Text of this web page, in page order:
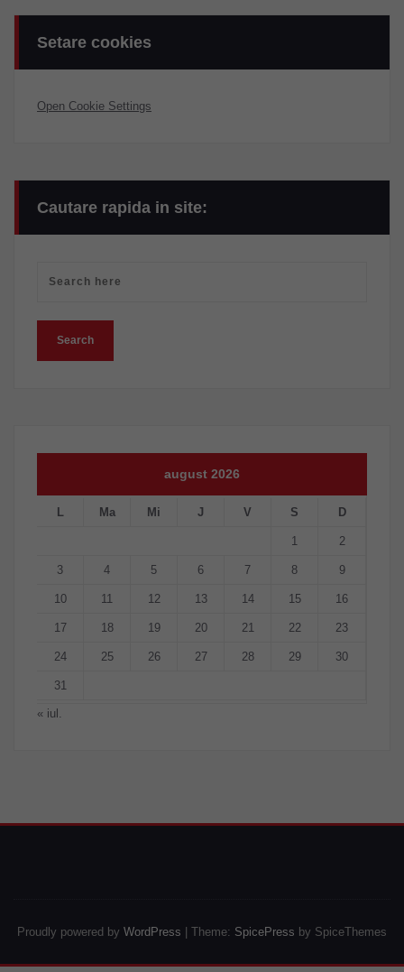
Setare cookies
Open Cookie Settings
Cautare rapida in site:
august 2026
L Ma Mi J V S D
1 2
3 4 5 6 7 8 9
10 11 12 13 14 15 16
17 18 19 20 21 22 23
24 25 26 27 28 29 30
31
« iul.
Proudly powered by WordPress | Theme: SpicePress by SpiceThemes